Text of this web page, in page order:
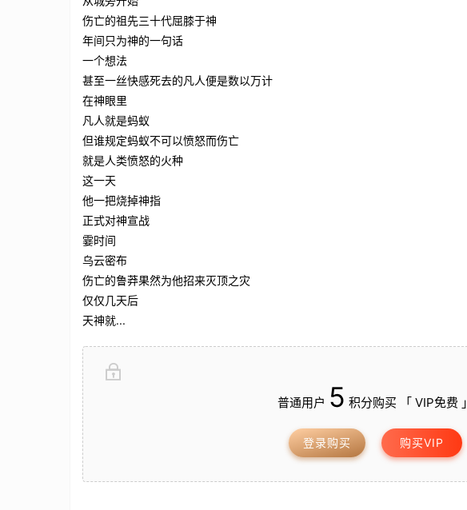
伤亡的祖先三十代屈膝于神
年间只为神的一句话
一个想法
甚至一丝快感死去的凡人便是数以万计
在神眼里
凡人就是蚂蚁
但谁规定蚂蚁不可以愤怒而伤亡
就是人类愤怒的火种
这一天
他一把烧掉神指
正式对神宣战
霎时间
乌云密布
伤亡的鲁莽果然为他招来灭顶之灾
仅仅几天后
天神就...
普通用户 5 积分购买 「 VIP免费 」
登录购买 购买VIP